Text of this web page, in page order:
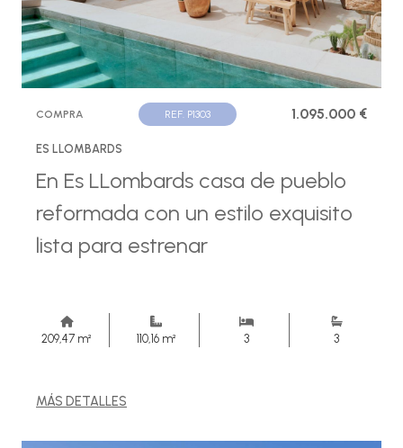
COMPRA REF. P1303 1.095.000 €
ES LLOMBARDS
En Es LLombards casa de pueblo
reformada con un estilo exquisito
lista para estrenar
209,47 m² 110,16 m² 3 3
MÁS DETALLES